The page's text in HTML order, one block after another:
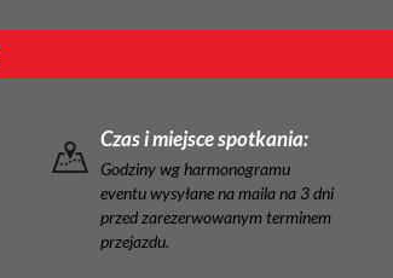
Czas i miejsce spotkania:
Godziny wg harmonogramu
eventu wysyłane na maila na 3 dni
przed zarezerwowanym terminem
przejazdu.